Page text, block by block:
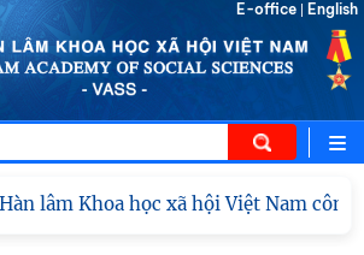
E-office English
lâm Khoa học xã hội Việt Nam công bố